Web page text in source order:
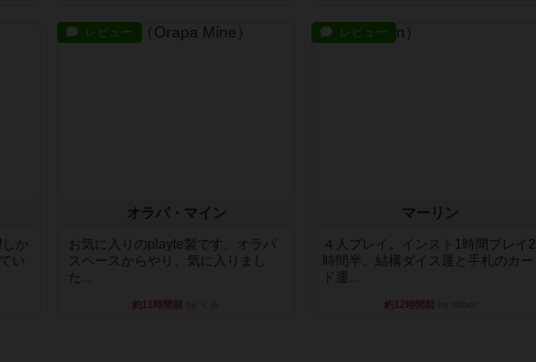
か
い
レビュー
オラパ・マイン
お気に入りのplayte製です。オラパ
スペースからやり、気に入りまし
た...
約11時間前
レビュー
マーリン
４人プレイ。インスト1時間プレイ2
時間半。結構ダイス運と手札のカー
ド運...
約12時間前